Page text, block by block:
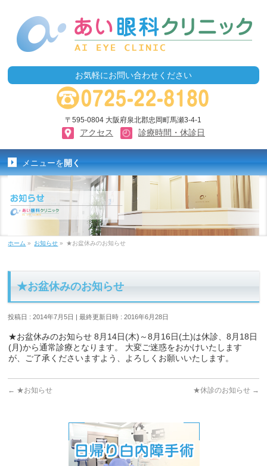
お気軽にお問い合わせください
〒595-0804 大阪府泉北郡忠岡町馬瀬3-4-1
アクセス 診療時間・休診日
メニューを開く
ホーム » お知らせ » ★お盆休みのお知らせ
★お盆休みのお知らせ
投稿日 : 2014年7月5日 最終更新日時 : 2016年6月28日
★お盆休みのお知らせ 8月14日(木)～8月16日(土)は休診、8月18日
(月)から通常診療となります。 大変ご迷惑をおかけいたします
が、ご了承くださいますよう、よろしくお願いいたします。
← ★お知らせ ★休診のお知らせ →